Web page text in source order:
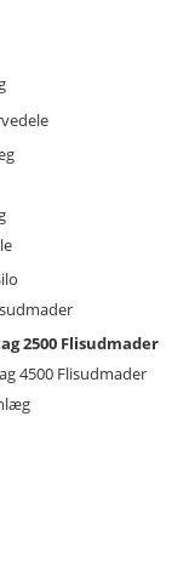
2500 Flisudmader
4500 Flisudmader